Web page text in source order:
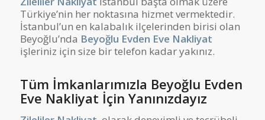
Türkiye’nin her noktasına hizmet vermektedir.
İstanbul’un en kalabalık ilçelerinden birisi olan
Beyoğlu’nda Beyoğlu Evden Eve Nakliyat
işleriniz için size bir telefon kadar yakınız.
Tüm İmkanlarımızla Beyoğlu Evden
Eve Nakliyat İçin Yanınızdayız